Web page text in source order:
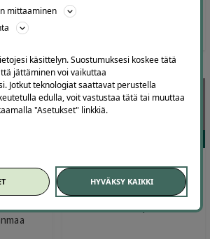
€
m3
20 % |
asunnon siivous | jopa -32 %
| Tampere
Omar Driver Tampere
mittaaminen
käsittelyn. Suostumuksesi koskee tätä
jättäminen voi vaikuttaa
Jotkut teknologiat saattavat perustella
edulla, voit vastustaa tätä tai muuttaa
"Asetukset" linkkiä.
HYVÄKSY KAIKKI